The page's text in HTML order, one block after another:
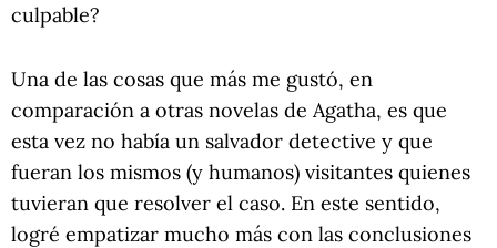
culpable?
Una de las cosas que más me gustó, en
comparación a otras novelas de Agatha, es que
esta vez no había un salvador detective y que
fueran los mismos (y humanos) visitantes quienes
tuvieran que resolver el caso. En este sentido,
logré empatizar mucho más con las conclusiones